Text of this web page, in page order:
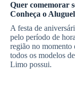
Quer comemorar
Conheça o
A festa de
pelo período de
região no momento
todos os modelos
Limo possui.